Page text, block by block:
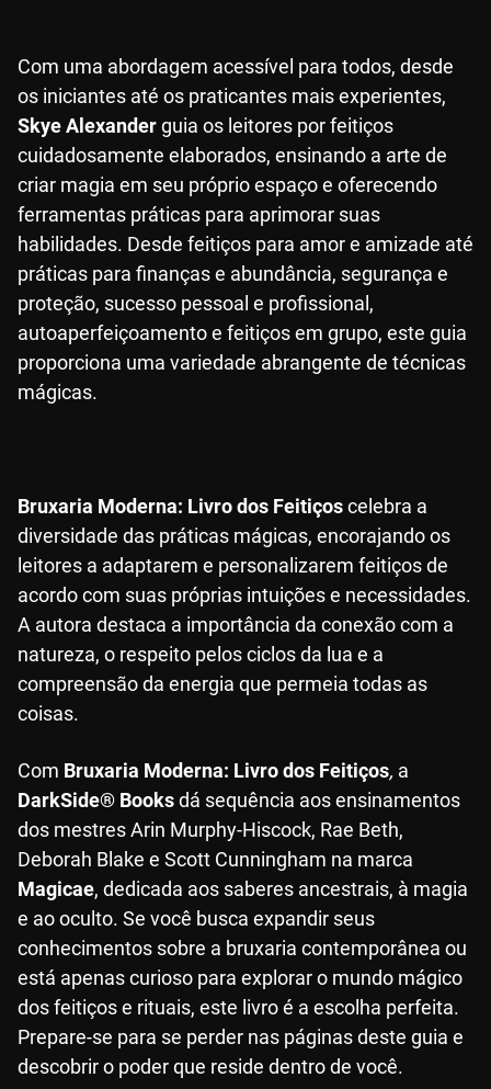
Com uma abordagem acessível para todos, desde
os iniciantes até os praticantes mais experientes,
Skye Alexanderguia os leitores por feitiços
cuidadosamente elaborados, ensinando a arte de
criar magia em seu próprio espaço e oferecendo
ferramentas práticas para aprimorar suas
habilidades. Desde feitiços para amor e amizade até
práticas para finanças e abundância, segurança e
proteção, sucesso pessoal e profissional,
autoaperfeiçoamento e feitiços em grupo, este guia
proporciona uma variedade abrangente de técnicas
mágicas.
Bruxaria Moderna: Livro dos Feitiçoscelebra a
diversidade das práticas mágicas, encorajando os
leitores a adaptarem e personalizarem feitiços de
acordo com suas próprias intuições e necessidades.
A autora destaca a importância da conexão com a
natureza, o respeito pelos ciclos da lua e a
compreensão da energia que permeia todas as
coisas.
Com Bruxaria Moderna: Livro dos Feitiços, a
DarkSide® Booksdá sequência aos ensinamentos
dos mestres Arin Murphy-Hiscock, Rae Beth,
Deborah Blake e Scott Cunningham na marca
Magicae, dedicada aos saberes ancestrais, à magia
e ao oculto. Se você busca expandir seus
conhecimentos sobre a bruxaria contemporânea ou
está apenas curioso para explorar o mundo mágico
dos feitiços e rituais, este livro é a escolha perfeita.
Prepare-se para se perder nas páginas deste guia e
descobrir o poder que reside dentro de você.